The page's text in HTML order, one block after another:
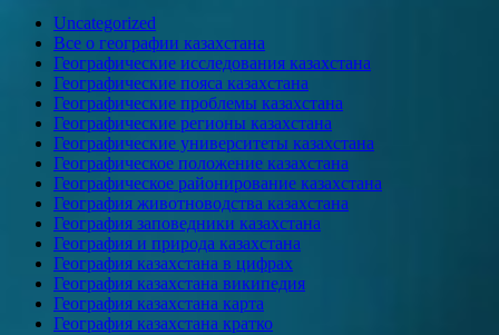
Uncategorized
Все о географии казахстана
Географические исследования казахстана
Географические пояса казахстана
Географические проблемы казахстана
Географические регионы казахстана
Географические университеты казахстана
Географическое положение казахстана
Географическое районирование казахстана
География животноводства казахстана
География заповедники казахстана
География и природа казахстана
География казахстана в цифрах
География казахстана википедия
География казахстана карта
География казахстана кратко